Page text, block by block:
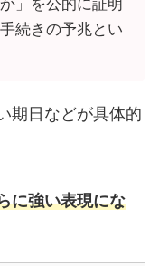
続きの予兆とい
期日などが具体的
に強い表現にな